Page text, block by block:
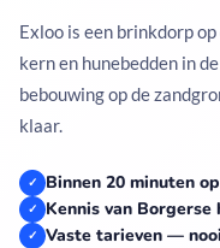
Exloo is een brinkdorp
kern en hunebedden in
bebouwing op de
klaar.
✓ Binnen 20 minuten
✓ Kennis van
✓ Vaste tarieven —